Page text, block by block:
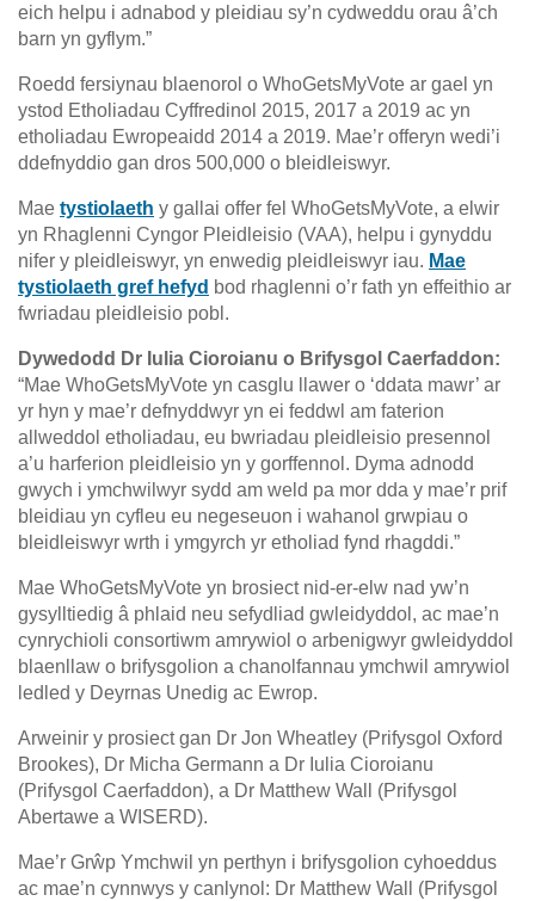
eich helpu i adnabod y pleidiau sy’n cydweddu orau â’ch
barn yn gyflym.”
Roedd fersiynau blaenorol o WhoGetsMyVote ar gael yn
ystod Etholiadau Cyffredinol 2015, 2017 a 2019 ac yn
etholiadau Ewropeaidd 2014 a 2019. Mae’r offeryn wedi’i
ddefnyddio gan dros 500,000 o bleidleiswyr.
Mae tystiolaeth y gallai offer fel WhoGetsMyVote, a elwir
yn Rhaglenni Cyngor Pleidleisio (VAA), helpu i gynyddu
nifer y pleidleiswyr, yn enwedig pleidleiswyr iau. Mae
tystiolaeth gref hefyd bod rhaglenni o’r fath yn effeithio ar
fwriadau pleidleisio pobl.
Dywedodd Dr Iulia Cioroianu o Brifysgol Caerfaddon:
“Mae WhoGetsMyVote yn casglu llawer o ‘ddata mawr’ ar
yr hyn y mae’r defnyddwyr yn ei feddwl am faterion
allweddol etholiadau, eu bwriadau pleidleisio presennol
a’u harferion pleidleisio yn y gorffennol. Dyma adnodd
gwych i ymchwilwyr sydd am weld pa mor dda y mae’r prif
bleidiau yn cyfleu eu negeseuon i wahanol grwpiau o
bleidleiswyr wrth i ymgyrch yr etholiad fynd rhagddi.”
Mae WhoGetsMyVote yn brosiect nid-er-elw nad yw’n
gysylltiedig â phlaid neu sefydliad gwleidyddol, ac mae’n
cynrychioli consortiwm amrywiol o arbenigwyr gwleidyddol
blaenllaw o brifysgolion a chanolfannau ymchwil amrywiol
ledled y Deyrnas Unedig ac Ewrop.
Arweinir y prosiect gan Dr Jon Wheatley (Prifysgol Oxford
Brookes), Dr Micha Germann a Dr Iulia Cioroianu
(Prifysgol Caerfaddon), a Dr Matthew Wall (Prifysgol
Abertawe a WISERD).
Mae’r Grŵp Ymchwil yn perthyn i brifysgolion cyhoeddus
ac mae’n cynnwys y canlynol: Dr Matthew Wall (Prifysgol